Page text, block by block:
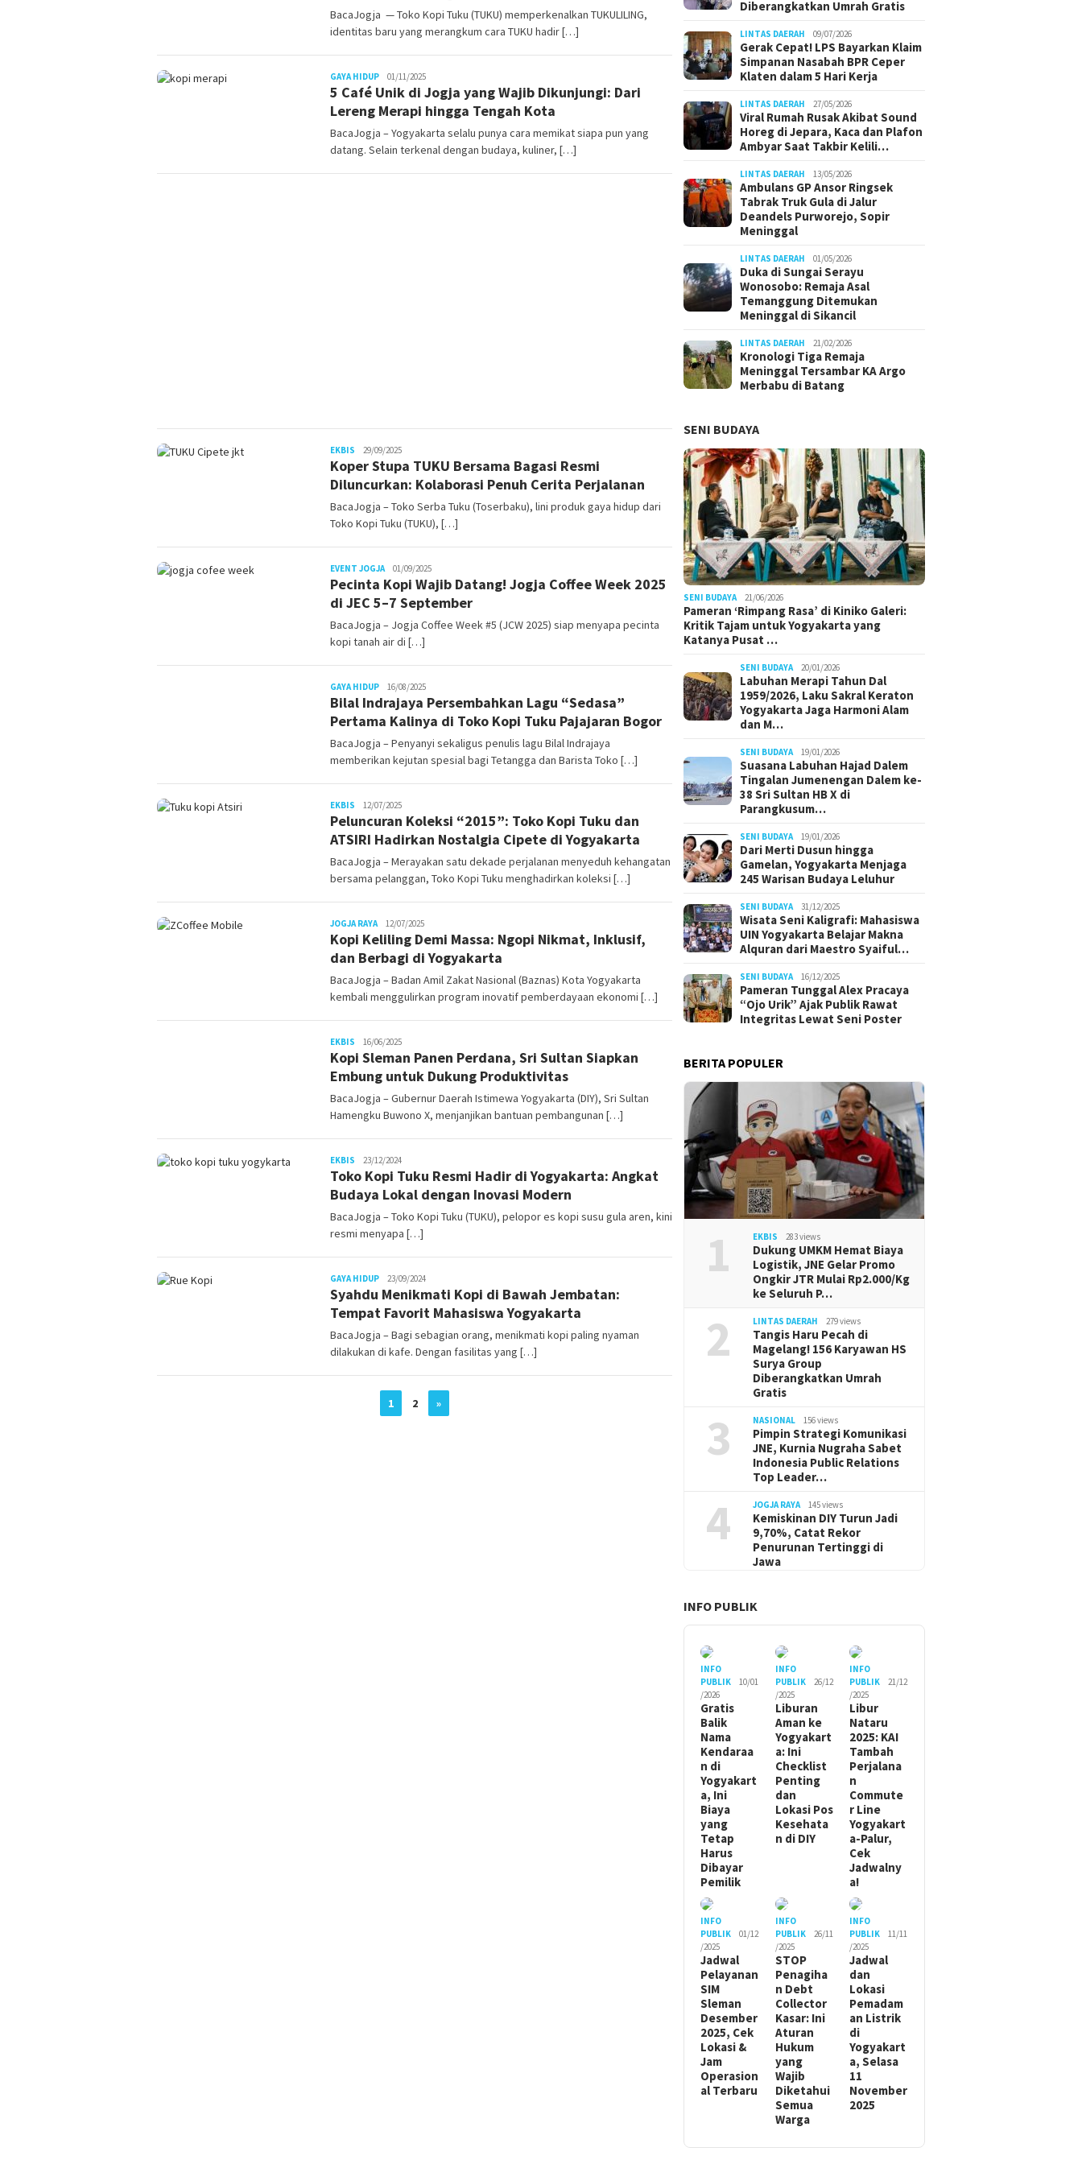
BacaJogja — Toko Kopi Tuku (TUKU) memperkenalkan TUKULILING,
identitas baru yang merangkum cara TUKU hadir […]
GAYA HIDUPJuno01/11/2025
5 Café Unik di Jogja yang Wajib Dikunjungi: Dari
Lereng Merapi hingga Tengah Kota
BacaJogja – Yogyakarta selalu punya cara memikat siapa pun yang
datang. Selain terkenal dengan budaya, kuliner, […]
EKBIS Juno
29/09/2025
Koper Stupa TUKU Bersama Bagasi Resmi
Diluncurkan: Kolaborasi Penuh Cerita Perjalanan
BacaJogja – Toko Serba Tuku (Toserbaku), lini produk gaya hidup dari
Toko Kopi Tuku (TUKU), […]
EVENT JOGJAJuno01/09/2025
Pecinta Kopi Wajib Datang! Jogja Coffee Week 2025
di JEC 5–7 September
BacaJogja – Jogja Coffee Week #5 (JCW 2025) siap menyapa pecinta
kopi tanah air di […]
GAYA HIDUPJuno16/08/2025
Bilal Indrajaya Persembahkan Lagu “Sedasa”
Pertama Kalinya di Toko Kopi Tuku Pajajaran Bogor
BacaJogja – Penyanyi sekaligus penulis lagu Bilal Indrajaya
memberikan kejutan spesial bagi Tetangga dan Barista Toko […]
EKBIS Juno
12/07/2025
Peluncuran Koleksi “2015”: Toko Kopi Tuku dan
ATSIRI Hadirkan Nostalgia Cipete di Yogyakarta
BacaJogja – Merayakan satu dekade perjalanan menyeduh kehangatan
bersama pelanggan, Toko Kopi Tuku menghadirkan koleksi […]
JOGJA RAYAJuno12/07/2025
Kopi Keliling Demi Massa: Ngopi Nikmat, Inklusif,
dan Berbagi di Yogyakarta
BacaJogja – Badan Amil Zakat Nasional (Baznas) Kota Yogyakarta
kembali menggulirkan program inovatif pemberdayaan ekonomi […]
EKBIS Juno
16/06/2025
Kopi Sleman Panen Perdana, Sri Sultan Siapkan
Embung untuk Dukung Produktivitas
BacaJogja – Gubernur Daerah Istimewa Yogyakarta (DIY), Sri Sultan
Hamengku Buwono X, menjanjikan bantuan pembangunan […]
EKBIS Juno
23/12/2024
Toko Kopi Tuku Resmi Hadir di Yogyakarta: Angkat
Budaya Lokal dengan Inovasi Modern
BacaJogja – Toko Kopi Tuku (TUKU), pelopor es kopi susu gula aren, kini
resmi menyapa […]
GAYA HIDUPJuno23/09/2024
Syahdu Menikmati Kopi di Bawah Jembatan:
Tempat Favorit Mahasiswa Yogyakarta
BacaJogja – Bagi sebagian orang, menikmati kopi paling nyaman
dilakukan di kafe. Dengan fasilitas yang […]
1 2 »
Diberangkatkan Umrah Gratis
LINTAS DAERAH 09/07/2026
Gerak Cepat! LPS Bayarkan Klaim
Simpanan Nasabah BPR Ceper
Klaten dalam 5 Hari Kerja
LINTAS DAERAH 27/05/2026
Viral Rumah Rusak Akibat Sound
Horeg di Jepara, Kaca dan Plafon
Ambyar Saat Takbir Kelili…
LINTAS DAERAH 13/05/2026
Ambulans GP Ansor Ringsek
Tabrak Truk Gula di Jalur
Deandels Purworejo, Sopir
Meninggal
LINTAS DAERAH 01/05/2026
Duka di Sungai Serayu
Wonosobo: Remaja Asal
Temanggung Ditemukan
Meninggal di Sikancil
LINTAS DAERAH 21/02/2026
Kronologi Tiga Remaja
Meninggal Tersambar KA Argo
Merbabu di Batang
SENI BUDAYA
SENI BUDAYA 21/06/2026
Pameran ‘Rimpang Rasa’ di Kiniko Galeri:
Kritik Tajam untuk Yogyakarta yang
Katanya Pusat …
SENI BUDAYA 20/01/2026
Labuhan Merapi Tahun Dal
1959/2026, Laku Sakral Keraton
Yogyakarta Jaga Harmoni Alam
dan M…
SENI BUDAYA 19/01/2026
Suasana Labuhan Hajad Dalem
Tingalan Jumenengan Dalem ke-
38 Sri Sultan HB X di
Parangkusum…
SENI BUDAYA 19/01/2026
Dari Merti Dusun hingga
Gamelan, Yogyakarta Menjaga
245 Warisan Budaya Leluhur
SENI BUDAYA 31/12/2025
Wisata Seni Kaligrafi: Mahasiswa
UIN Yogyakarta Belajar Makna
Alquran dari Maestro Syaiful…
SENI BUDAYA 16/12/2025
Pameran Tunggal Alex Pracaya
“Ojo Urik” Ajak Publik Rawat
Integritas Lewat Seni Poster
BERITA POPULER
1 EKBIS 283 views
Dukung UMKM Hemat Biaya
Logistik, JNE Gelar Promo
Ongkir JTR Mulai Rp2.000/Kg
ke Seluruh P…
2 LINTAS DAERAH 279 views
Tangis Haru Pecah di
Magelang! 156 Karyawan HS
Surya Group
Diberangkatkan Umrah
Gratis
3 NASIONAL 156 views
Pimpin Strategi Komunikasi
JNE, Kurnia Nugraha Sabet
Indonesia Public Relations
Top Leader…
4 JOGJA RAYA 145 views
Kemiskinan DIY Turun Jadi
9,70%, Catat Rekor
Penurunan Tertinggi di
Jawa
INFO PUBLIK
INFO
PUBLIK
10/01
/2026
Gratis
Balik
Nama
Kendaraa
n di
Yogyakart
a, Ini
Biaya
yang
Tetap
Harus
Dibayar
Pemilik
INFO
PUBLIK
26/12
/2025
Liburan
Aman ke
Yogyakart
a: Ini
Checklist
Penting
dan
Lokasi Pos
Kesehata
n di DIY
INFO
PUBLIK
21/12
/2025
Libur
Nataru
2025: KAI
Tambah
Perjalana
n
Commute
r Line
Yogyakart
a-Palur,
Cek
Jadwalny
a!
INFO
PUBLIK
01/12
/2025
Jadwal
Pelayanan
SIM
Sleman
Desember
2025, Cek
Lokasi &
Jam
Operasion
al Terbaru
INFO
PUBLIK
26/11
/2025
STOP
Penagiha
n Debt
Collector
Kasar: Ini
Aturan
Hukum
yang
Wajib
Diketahui
Semua
Warga
INFO
PUBLIK
11/11
/2025
Jadwal
dan
Lokasi
Pemadam
an Listrik
di
Yogyakart
a, Selasa
11
November
2025